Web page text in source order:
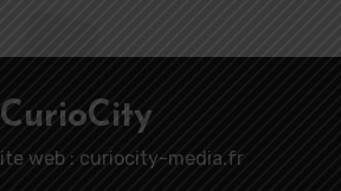
CurioCity
web : curiocity-media.fr